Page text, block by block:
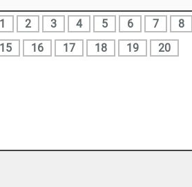
1 2 3 4 5 6 7 8
15
16 17 18 19 20